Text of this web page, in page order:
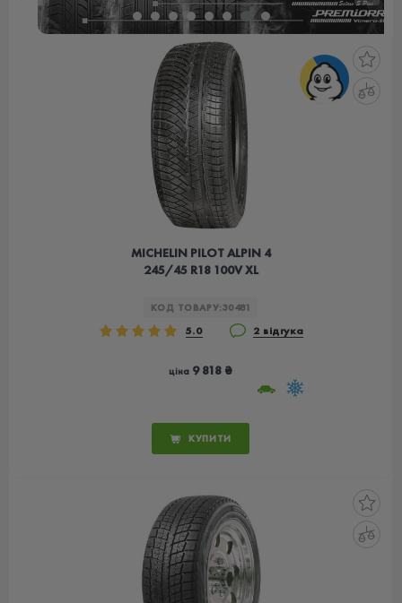
MICHELIN PILOT ALPIN 4
245/45 R18 100V XL
КОД ТОВАРУ:30481
5.0 2 відгука
ціна 9 818 ₴
КУПИТИ